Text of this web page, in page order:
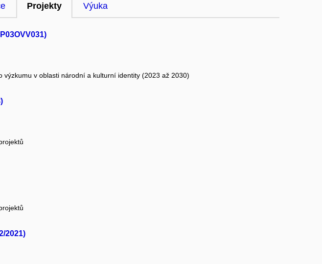
Projekty Výuka
v oblasti národní a kulturní identity (2023 až 2030)
2021)